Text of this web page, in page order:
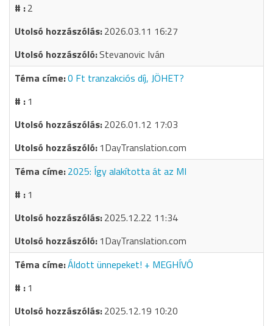
2
2026.03.11 16:27
Stevanovic Iván
0 Ft tranzakciós díj, JÖHET?
1
2026.01.12 17:03
1DayTranslation.com
2025: Így alakította át az MI
1
2025.12.22 11:34
1DayTranslation.com
Áldott ünnepeket! + MEGHÍVÓ
1
2025.12.19 10:20